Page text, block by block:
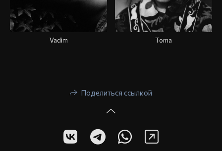
Vadim Toma
Поделиться ссылкой